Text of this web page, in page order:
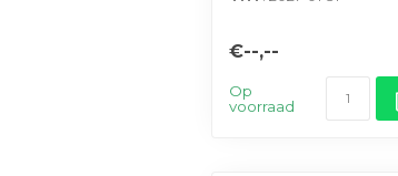
€--,--
Op
voorraad